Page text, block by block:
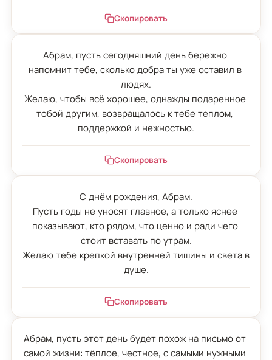
Скопировать
Абрам, пусть сегодняшний день бережно
напомнит тебе, сколько добра ты уже оставил в
людях.
Желаю, чтобы всё хорошее, однажды подаренное
тобой другим, возвращалось к тебе теплом,
поддержкой и нежностью.
Скопировать
С днём рождения, Абрам.
Пусть годы не уносят главное, а только яснее
показывают, кто рядом, что ценно и ради чего
стоит вставать по утрам.
Желаю тебе крепкой внутренней тишины и света в
душе.
Скопировать
Абрам, пусть этот день будет похож на письмо от
самой жизни: тёплое, честное, с самыми нужными